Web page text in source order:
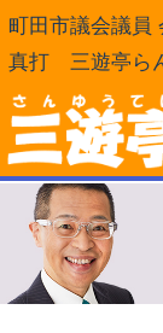
町田市議会議員
真打 三遊亭ら